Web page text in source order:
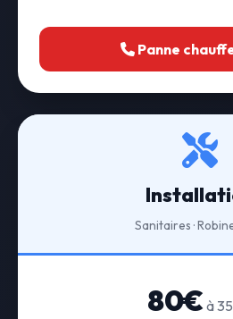
Panne
Sanitaires ·
80€ à